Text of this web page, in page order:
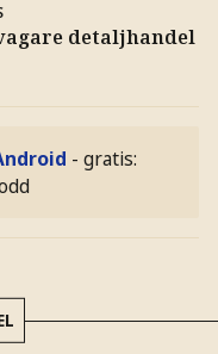
detaljhandel
- gratis: